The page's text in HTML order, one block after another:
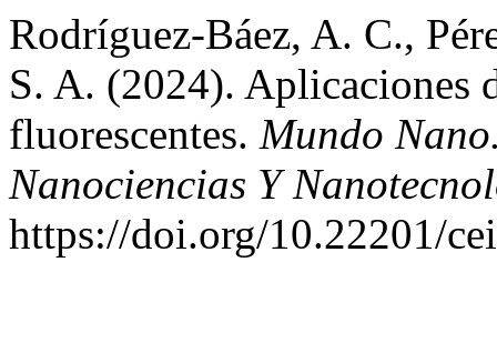
Rodríguez-Báez, A. C.,
S. A. (2024). Aplicaciones
fluorescentes. Mundo
Nanociencias Y
https://doi.org/10.22201/